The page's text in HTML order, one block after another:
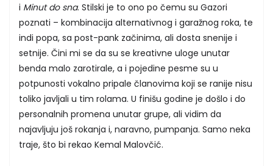
i Minut do sna. Stilski je to ono po čemu su Gazori
poznati – kombinacija alternativnog i garažnog roka, te
indi popa, sa post-pank začinima, ali dosta snenije i
setnije. Čini mi se da su se kreativne uloge unutar
benda malo zarotirale, a i pojedine pesme su u
potpunosti vokalno pripale članovima koji se ranije nisu
toliko javljali u tim rolama. U finišu godine je došlo i do
personalnih promena unutar grupe, ali vidim da
najavljuju još rokanja i, naravno, pumpanja. Samo neka
traje, što bi rekao Kemal Malovčić.